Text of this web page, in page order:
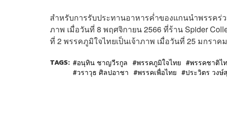
สำหรับการรับประทานอาหารค่ำของแกนนำพรรคร่
ภาพ เมื่อวันที่ 8 พฤศจิกายน 2566 ที่ร้าน Spider
ที่ 2 พรรคภูมิใจไทยเป็นเจ้าภาพ เมื่อวันที่ 25 มกรา
TAGS: อนุทิน ชาญวีรกูล พรรคภูมิใจไทย พรรคชาติไ
วราวุธ ศิลปอาชา
พรรคเพื่อไทย ประวิตร วง